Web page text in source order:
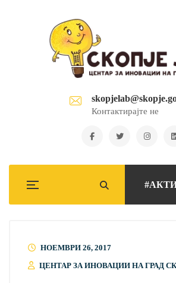
Контактирајте не
НОЕМВРИ 26, 2017
ЦЕНТАР ЗА ИНОВАЦИИ НА ГРАД